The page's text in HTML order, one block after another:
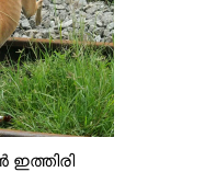
ഇത്തിരി